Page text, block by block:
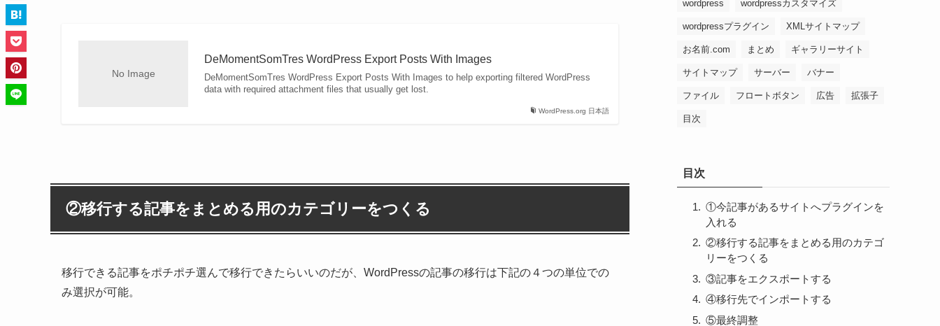
WordPress.org 日本語
No Image
DeMomentSomTres WordPress Export Posts With Images
DeMomentSomTres WordPress Export Posts With Images to help exporting filtered WordPress
data with required attachment files that usually get lost.
②移行する記事をまとめる用のカテゴリーをつくる
移行できる記事をポチポチ選んで移行できたらいいのだが、WordPressの記事の移行は下記の４つの単位での
み選択が可能。
wordpress wordpressカスタマイズ
wordpressプラグイン XMLサイトマップ
お名前.com まとめ ギャラリーサイト
サイトマップ サーバー バナー
ファイル フロートボタン 広告 拡張子
目次
目次
①今記事があるサイトへプラグインを
入れる
②移行する記事をまとめる用のカテゴ
リーをつくる
③記事をエクスポートする
④移行先でインポートする
⑤最終調整